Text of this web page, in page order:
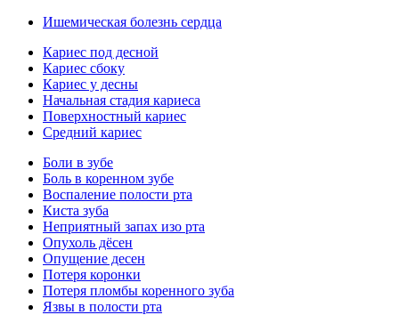
Ишемическая болезнь сердца
Кариес под десной
Кариес сбоку
Кариес у десны
Начальная стадия кариеса
Поверхностный кариес
Средний кариес
Боли в зубе
Боль в коренном зубе
Воспаление полости рта
Киста зуба
Неприятный запах изо рта
Опухоль дёсен
Опущение десен
Потеря коронки
Потеря пломбы коренного зуба
Язвы в полости рта